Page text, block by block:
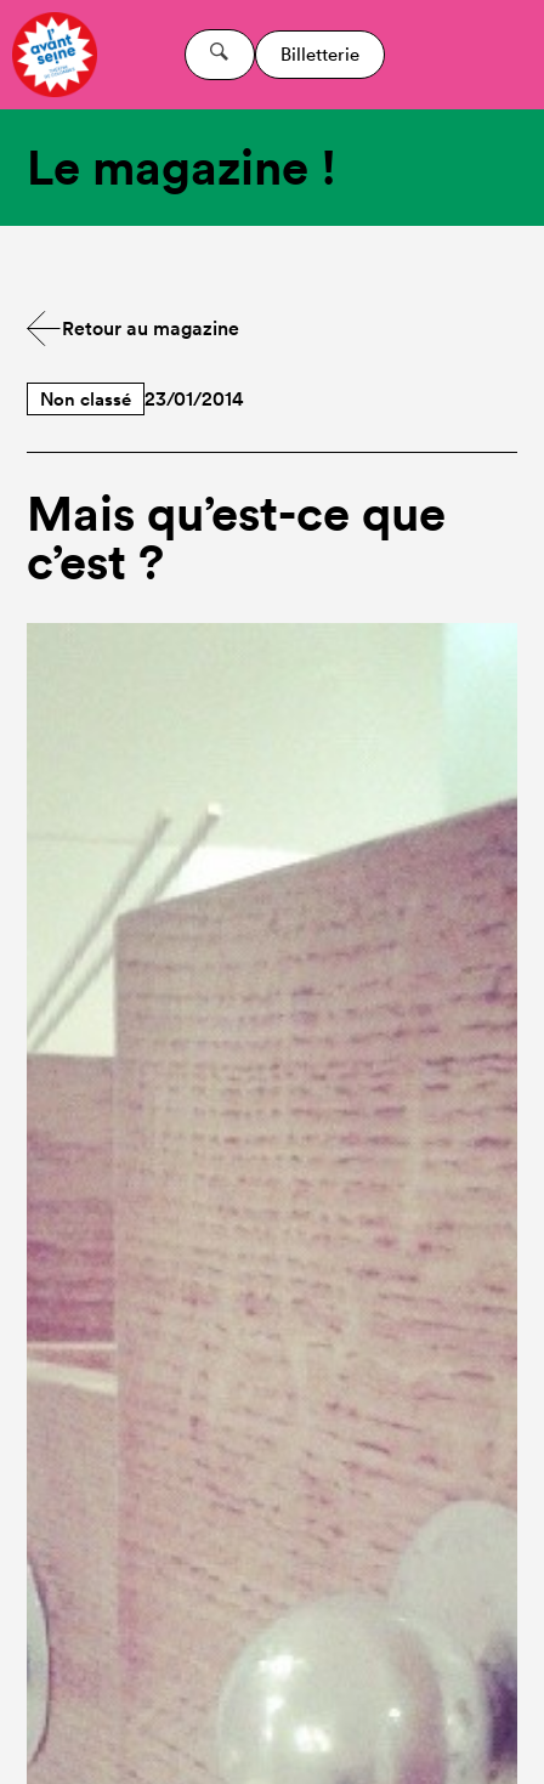
Billetterie
Le magazine !
Retour au magazine
Non classé 23/01/2014
Mais qu’est-ce que
c’est ?